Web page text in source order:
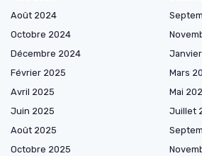
Août 2024
Octobre 2024
Décembre 2024
Février 2025
Mars
Avril 2025
Mai
Juin 2025
Juillet
Août 2025
Octobre 2025